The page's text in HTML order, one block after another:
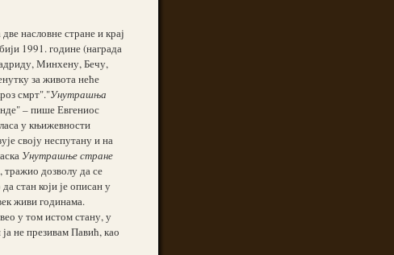
насловне стране и крај
1991. године (награда
Минхену, Бечу,
за живота неће
смрт"."Унутрашња
– пише Евгениос
у књижевности
своју неспутану и на
Унутрашње стране
тражио дозволу да се
стан који је описан у
живи годинама.
у том истом стану, у
не презивам Павић, као